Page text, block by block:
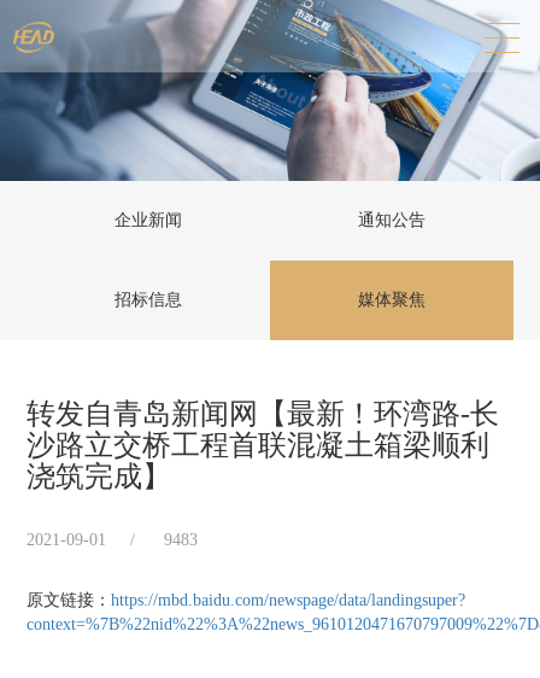
企业新闻 通知公告
招标信息 媒体聚焦
转发自青岛新闻网【最新！环湾路-长
沙路立交桥工程首联混凝土箱梁顺利
浇筑完成】
2021-09-01 / 9483
原文链接：https://mbd.baidu.com/newspage/data/landingsuper?